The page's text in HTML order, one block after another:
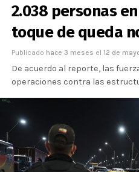
2.038 personas
toque de queda
Publicado hace 3 meses el 12 de
De acuerdo al reporte, las
operaciones contra las